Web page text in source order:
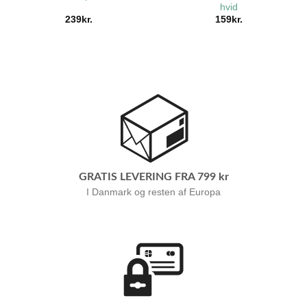
239kr.
hvid
159kr.
GRATIS LEVERING FRA 799 kr
I Danmark og resten af Europa